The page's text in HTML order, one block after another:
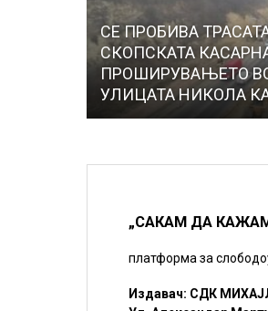
СЕ ПРОБИВА
СКОПСКАТА
ПРОШИРУВАЊЕТО
УЛИЦАТА НИКОЛА
„САКАМ ДА
платформа за
Издавач: СДК